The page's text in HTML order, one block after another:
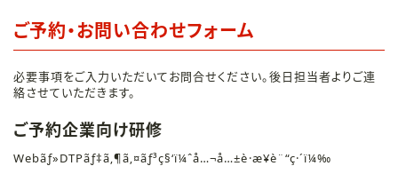
ご予約・お問い合わせフォーム
必要事項をご入力いただいてお問合せください。後日担当者よりご連
絡させていただきます。
ご予約企業向け研修
Webãƒ»DTPãƒ‡ã‚¶ã‚¤ãƒ³ç§‘ï¼ˆå…¬å…±è·æ¥­è¨“ç·´ï¼‰